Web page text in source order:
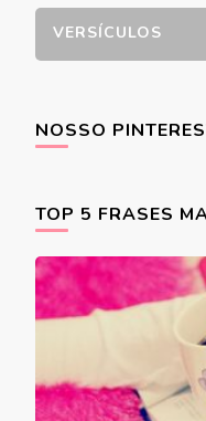
VERSÍCULOS
NOSSO
TOP 5 FRASES